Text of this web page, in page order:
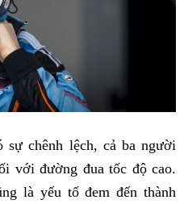
chênh lệch, cả ba người
với đường đua tốc độ cao.
là yếu tố đem đến thành